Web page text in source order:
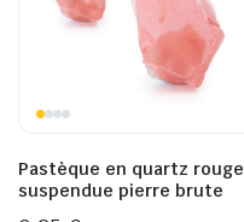
Pastèque en quartz rouge
suspendue pierre brute